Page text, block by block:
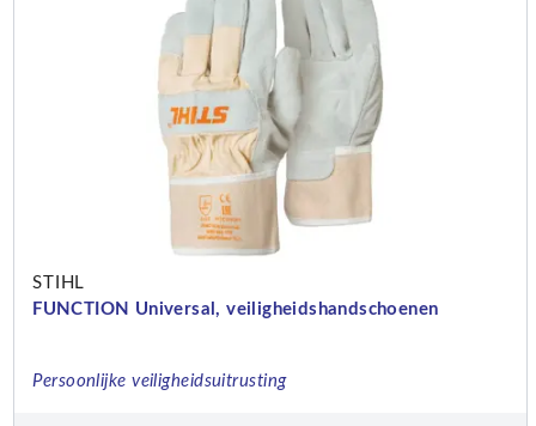
STIHL
FUNCTION Universal, veiligheidshandschoenen
Persoonlijke veiligheidsuitrusting